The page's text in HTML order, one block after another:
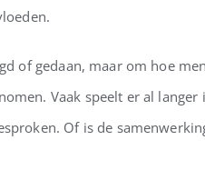
of gedaan, maar om hoe
Vaak speelt er al langer
Of is de